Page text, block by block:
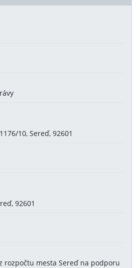
10, Sereď, 92601
92601
rozpočtu mesta Sereď na podporu